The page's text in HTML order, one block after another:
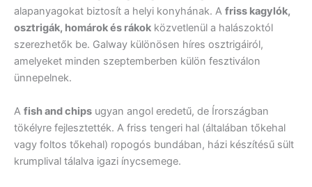
alapanyagokat biztosít a helyi konyhának. A friss kagylók,
osztrigák, homárok és rákok közvetlenül a halászoktól
szerezhetők be. Galway különösen híres osztrigáiról,
amelyeket minden szeptemberben külön fesztiválon
ünnepelnek.
A fish and chips ugyan angol eredetű, de Írországban
tökélyre fejlesztették. A friss tengeri hal (általában tőkehal
vagy foltos tőkehal) ropogós bundában, házi készítésű sült
krumplival tálalva igazi ínycsemege.